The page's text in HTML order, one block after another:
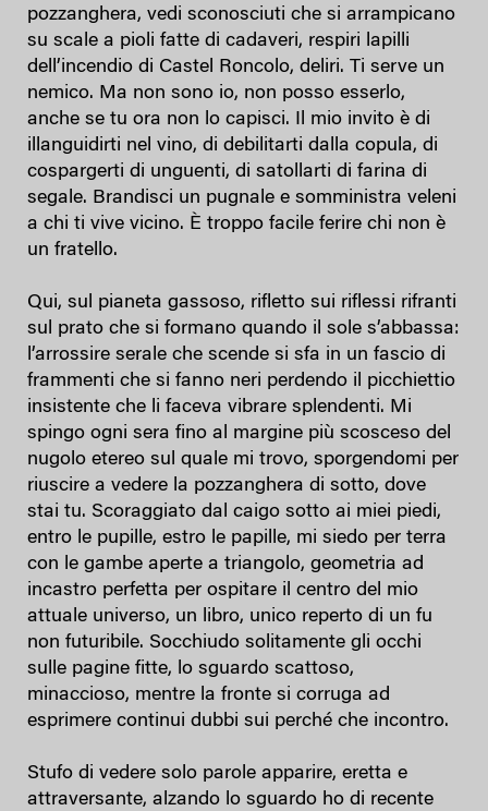
pozzanghera, vedi sconosciuti che si arrampicano
su scale a pioli fatte di cadaveri, respiri lapilli
dell’incendio di Castel Roncolo, deliri. Ti serve un
nemico. Ma non sono io, non posso esserlo,
anche se tu ora non lo capisci. Il mio invito è di
illanguidirti nel vino, di debilitarti dalla copula, di
cospargerti di unguenti, di satollarti di farina di
segale. Brandisci un pugnale e somministra veleni
a chi ti vive vicino. È troppo facile ferire chi non è
un fratello.
Qui, sul pianeta gassoso, rifletto sui riflessi rifranti
sul prato che si formano quando il sole s’abbassa:
l’arrossire serale che scende si sfa in un fascio di
frammenti che si fanno neri perdendo il picchiettio
insistente che li faceva vibrare splendenti. Mi
spingo ogni sera fino al margine più scosceso del
nugolo etereo sul quale mi trovo, sporgendomi per
riuscire a vedere la pozzanghera di sotto, dove
stai tu. Scoraggiato dal caigo sotto ai miei piedi,
entro le pupille, estro le papille, mi siedo per terra
con le gambe aperte a triangolo, geometria ad
incastro perfetta per ospitare il centro del mio
attuale universo, un libro, unico reperto di un fu
non futuribile. Socchiudo solitamente gli occhi
sulle pagine fitte, lo sguardo scattoso,
minaccioso, mentre la fronte si corruga ad
esprimere continui dubbi sui perché che incontro.
Stufo di vedere solo parole apparire, eretta e
attraversante, alzando lo sguardo ho di recente